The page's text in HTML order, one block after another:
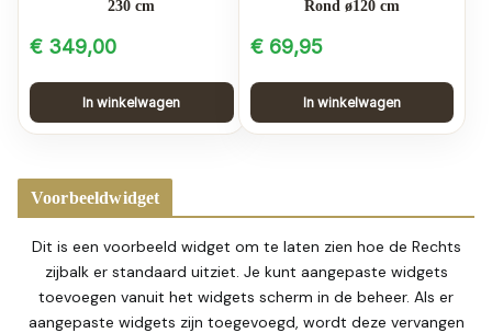
230 cm
€ 349,00
In winkelwagen
Rond ø120 cm
€69,95
In winkelwagen
Voorbeeldwidget
Dit is een voorbeeld widget om te laten zien hoe de Rechts
zijbalk er standaard uitziet. Je kunt aangepaste widgets
toevoegen vanuit het widgets scherm in de beheer. Als er
aangepaste widgets zijn toegevoegd, wordt deze vervangen